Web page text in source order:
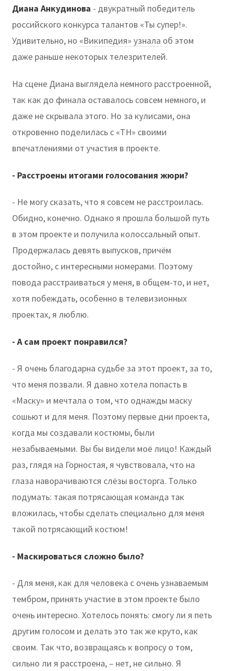
Диана Анкудинова - двукратный победитель
российского конкурса талантов «Ты супер!».
Удивительно, но «Википедия» узнала об этом
даже раньше некоторых телезрителей.
На сцене Диана выглядела немного расстроенной,
так как до финала оставалось совсем немного, и
даже не скрывала этого. Но за кулисами, она
откровенно поделилась с «ТН» своими
впечатлениями от участия в проекте.
- Расстроены итогами голосования жюри?
- Не могу сказать, что я совсем не расстроилась.
Обидно, конечно. Однако я прошла большой путь
в этом проекте и получила колоссальный опыт.
Продержалась девять выпусков, причём
достойно, с интересными номерами. Поэтому
повода расстраиваться у меня, в общем-то, и нет,
хотя побеждать, особенно в телевизионных
проектах, я люблю.
- А сам проект понравился?
- Я очень благодарна судьбе за этот проект, за то,
что меня позвали. Я давно хотела попасть в
«Маску» и мечтала о том, что однажды маску
сошьют и для меня. Поэтому первые дни проекта,
когда мы создавали костюмы, были
незабываемыми. Вы бы видели моё лицо! Каждый
раз, глядя на Горностая, я чувствовала, что на
глаза наворачиваются слёзы восторга. Только
подумать: такая потрясающая команда так
вложилась, чтобы сделать специально для меня
такой потрясающий костюм!
- Маскироваться сложно было?
- Для меня, как для человека с очень узнаваемым
тембром, принять участие в этом проекте было
очень интересно. Хотелось понять: смогу ли я петь
другим голосом и делать это так же круто, как
своим. Так что, возвращаясь к вопросу о том,
сильно ли я расстроена, – нет, не сильно. Я